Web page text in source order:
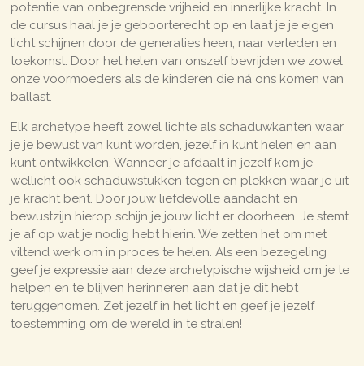
potentie van onbegrensde vrijheid en innerlijke kracht. In
de cursus haal je je geboorterecht op en laat je je eigen
licht schijnen door de generaties heen; naar verleden en
toekomst. Door het helen van onszelf bevrijden we zowel
onze voormoeders als de kinderen die ná ons komen van
ballast.
Elk archetype heeft zowel lichte als schaduwkanten waar
je je bewust van kunt worden, jezelf in kunt helen en aan
kunt ontwikkelen. Wanneer je afdaalt in jezelf kom je
wellicht ook schaduwstukken tegen en plekken waar je uit
je kracht bent. Door jouw liefdevolle aandacht en
bewustzijn hierop schijn je jouw licht er doorheen. Je stemt
je af op wat je nodig hebt hierin. We zetten het om met
viltend werk om in proces te helen. Als een bezegeling
geef je expressie aan deze archetypische wijsheid om je te
helpen en te blijven herinneren aan dat je dit hebt
teruggenomen. Zet jezelf in het licht en geef je jezelf
toestemming om de wereld in te stralen!